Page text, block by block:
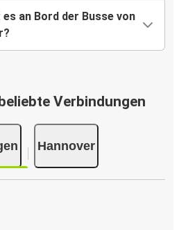
an Bord der Busse von
Verbindungen
Hannover